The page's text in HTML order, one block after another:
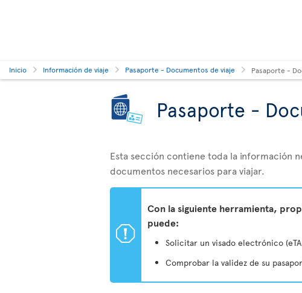
Inicio Información de viaje Pasaporte - Documentos de viaje Pasaporte -
Pasaporte -
Esta sección contiene toda la información
documentos necesarios para viajar.
ü
Con la siguiente herramienta,
puede:
Solicitar un visado electrónico
Comprobar la validez de su